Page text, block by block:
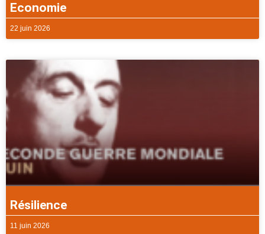
Economie
22 juin 2026
Résilience
11 juin 2026